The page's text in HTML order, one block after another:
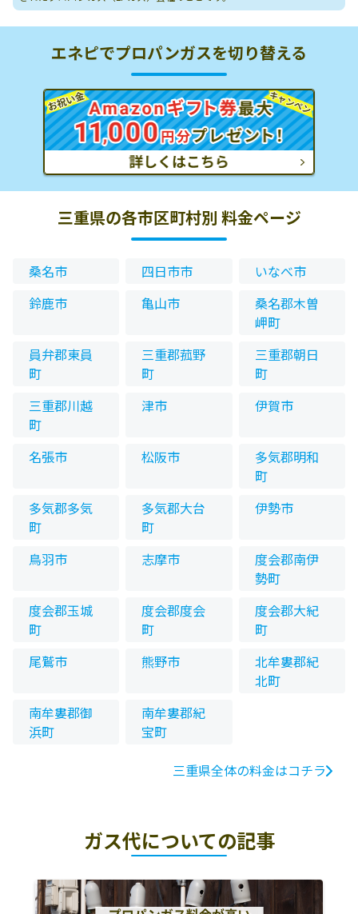
エネピでプロパンガスを切り替える
三重県の各市区町村別 料金ページ
桑名市 四日市市
いなべ市
鈴鹿市
亀山市
桑名郡木曽
岬町
員弁郡東員
町
三重郡菰野
町
三重郡朝日
町
三重郡川越
町
津市 伊賀市
名張市 松阪市
多気郡明和
町
多気郡多気
町
多気郡大台
町
伊勢市
鳥羽市 志摩市
度会郡南伊
勢町
度会郡玉城
町
度会郡度会
町
度会郡大紀
町
尾鷲市
熊野市
北牟婁郡紀
北町
南牟婁郡御
浜町
南牟婁郡紀
宝町
三重県全体の料金はコチラ
ガス代についての記事